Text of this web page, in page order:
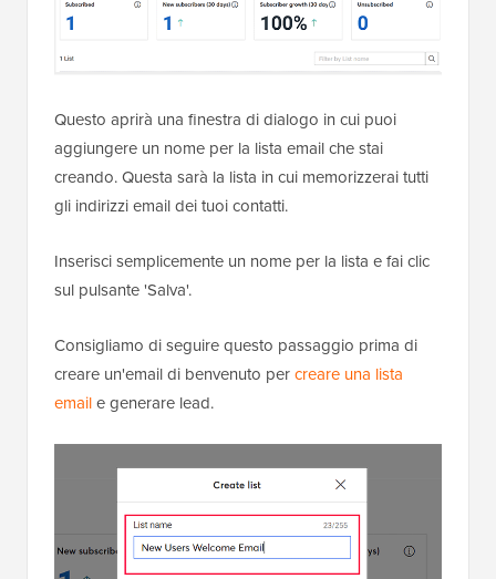
Questo aprirà una finestra di dialogo in cui puoi
aggiungere un nome per la lista email che stai
creando. Questa sarà la lista in cui memorizzerai tutti
gli indirizzi email dei tuoi contatti.
Inserisci semplicemente un nome per la lista e fai clic
sul pulsante 'Salva'.
Consigliamo di seguire questo passaggio prima di
creare un'email di benvenuto percreare una lista
emaile generare lead.